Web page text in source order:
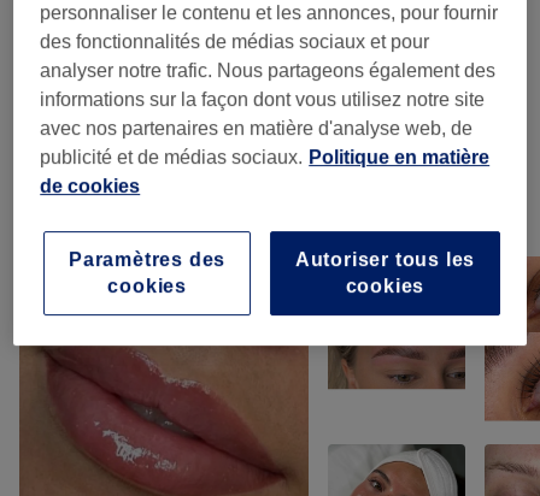
Maquillage Permanent Et Semi-
permanent
(6)
à partir de 95 €
Beauté Du Regard (6) à partir de 30 €
personnaliser le contenu et les annonces, pour fournir
des fonctionnalités de médias sociaux et pour
analyser notre trafic. Nous partageons également des
informations sur la façon dont vous utilisez notre site
avec nos partenaires en matière d'analyse web, de
publicité et de médias sociaux. Politique en matière
de cookies
Autoriser tous les
cookies
Paramètres des
cookies